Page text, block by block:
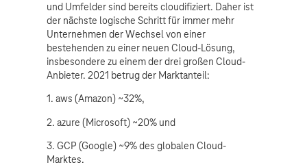
und Umfelder sind bereits cloudifiziert. Daher ist
der nächste logische Schritt für immer mehr
Unternehmen der Wechsel von einer
bestehenden zu einer neuen Cloud-Lösung,
insbesondere zu einem der drei großen Cloud-
Anbieter. 2021 betrug der Marktanteil:
1. aws (Amazon) ~32%,
2. azure (Microsoft) ~20% und
3. GCP (Google) ~9% des globalen Cloud-
Marktes.